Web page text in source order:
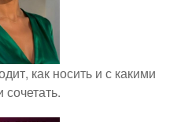
как носить и с какими